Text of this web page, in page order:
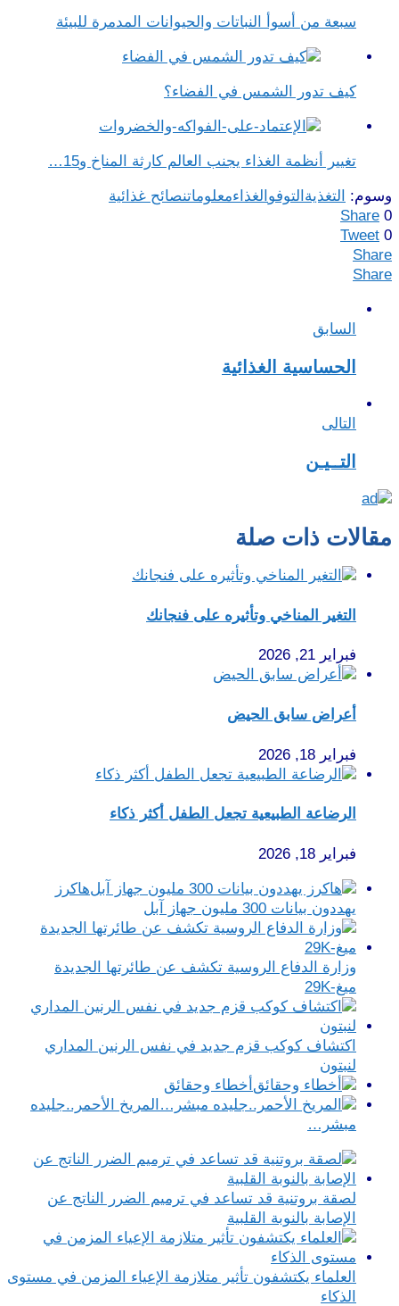
سبعة من أسوأ النباتات والحيوانات المدمرة للبيئة
كيف تدور الشمس في الفضاء؟
تغيير أنظمة الغذاء يجنب العالم كارثة المناخ و15…
وسوم: التغذية التوفو الغذاءمعلوماتنصائح غذائية
Share 0
Tweet 0
Share
Share
السابق
الحساسية الغذائية
التالى
التــيـن
مقالات ذات صلة
التغير المناخي وتأثيره على فنجانك
فبراير 21, 2026
أعراض سابق الحيض
فبراير 18, 2026
الرضاعة الطبيعية تجعل الطفل أكثر ذكاء
فبراير 18, 2026
هاكرز
يهددون بيانات 300 مليون جهاز آبل
وزارة الدفاع الروسية تكشف عن طائرتها الجديدة
ميغ-29K
اكتشاف كوكب قزم جديد في نفس الرنين المداري
لنبتون
أخطاء وحقائق
المريخ الأحمر..جليده
مبشر…
لصقة بروتنية قد تساعد في ترميم الضرر الناتج عن
الإصابة بالنوبة القلبية
العلماء يكتشفون تأثير متلازمة الإعياء المزمن في مستوى
الذكاء